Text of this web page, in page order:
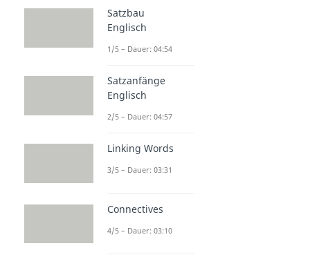
Satzbau
Englisch
1/5 – Dauer: 04:54
Satzanfänge
Englisch
2/5 – Dauer: 04:57
Linking Words
3/5 – Dauer: 03:31
Connectives
4/5 – Dauer: 03:10